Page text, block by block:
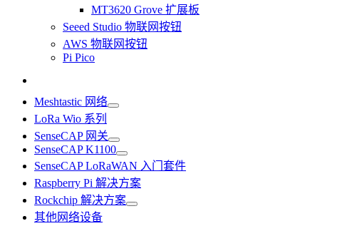
MT3620 Grove 扩展板
Seeed Studio 物联网按钮
AWS 物联网按钮
Pi Pico
Meshtastic 网络
LoRa Wio 系列
SenseCAP 网关
SenseCAP K1100
SenseCAP LoRaWAN 入门套件
Raspberry Pi 解决方案
Rockchip 解决方案
其他网络设备